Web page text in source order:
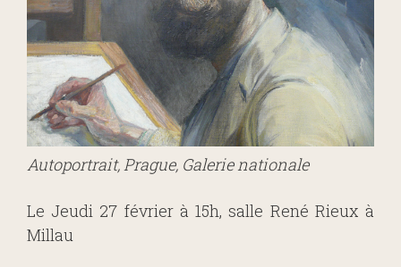
Autoportrait, Prague, Galerie nationale
Le Jeudi 27 février à 15h, salle René Rieux à
Millau